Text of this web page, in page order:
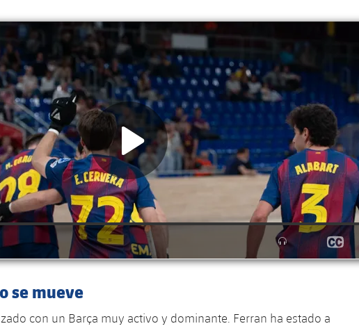
se mueve
con un Barça muy activo y dominante. Ferran ha estado a